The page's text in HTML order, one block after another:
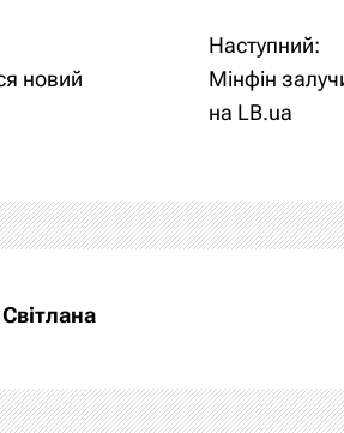
новий
Наступний:
Мінфін
на LB.ua